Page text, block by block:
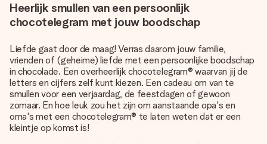
Heerlijk smullen van een persoonlijk
chocotelegram met jouw boodschap
Liefde gaat door de maag! Verras daarom jouw familie,
vrienden of (geheime) liefde met een persoonlijke boodschap
in chocolade. Een overheerlijk chocotelegram® waarvan jij de
letters en cijfers zelf kunt kiezen. Een cadeau om van te
smullen voor een verjaardag, de feestdagen of gewoon
zomaar. En hoe leuk zou het zijn om aanstaande opa's en
oma's met een chocotelegram® te laten weten dat er een
kleintje op komst is!